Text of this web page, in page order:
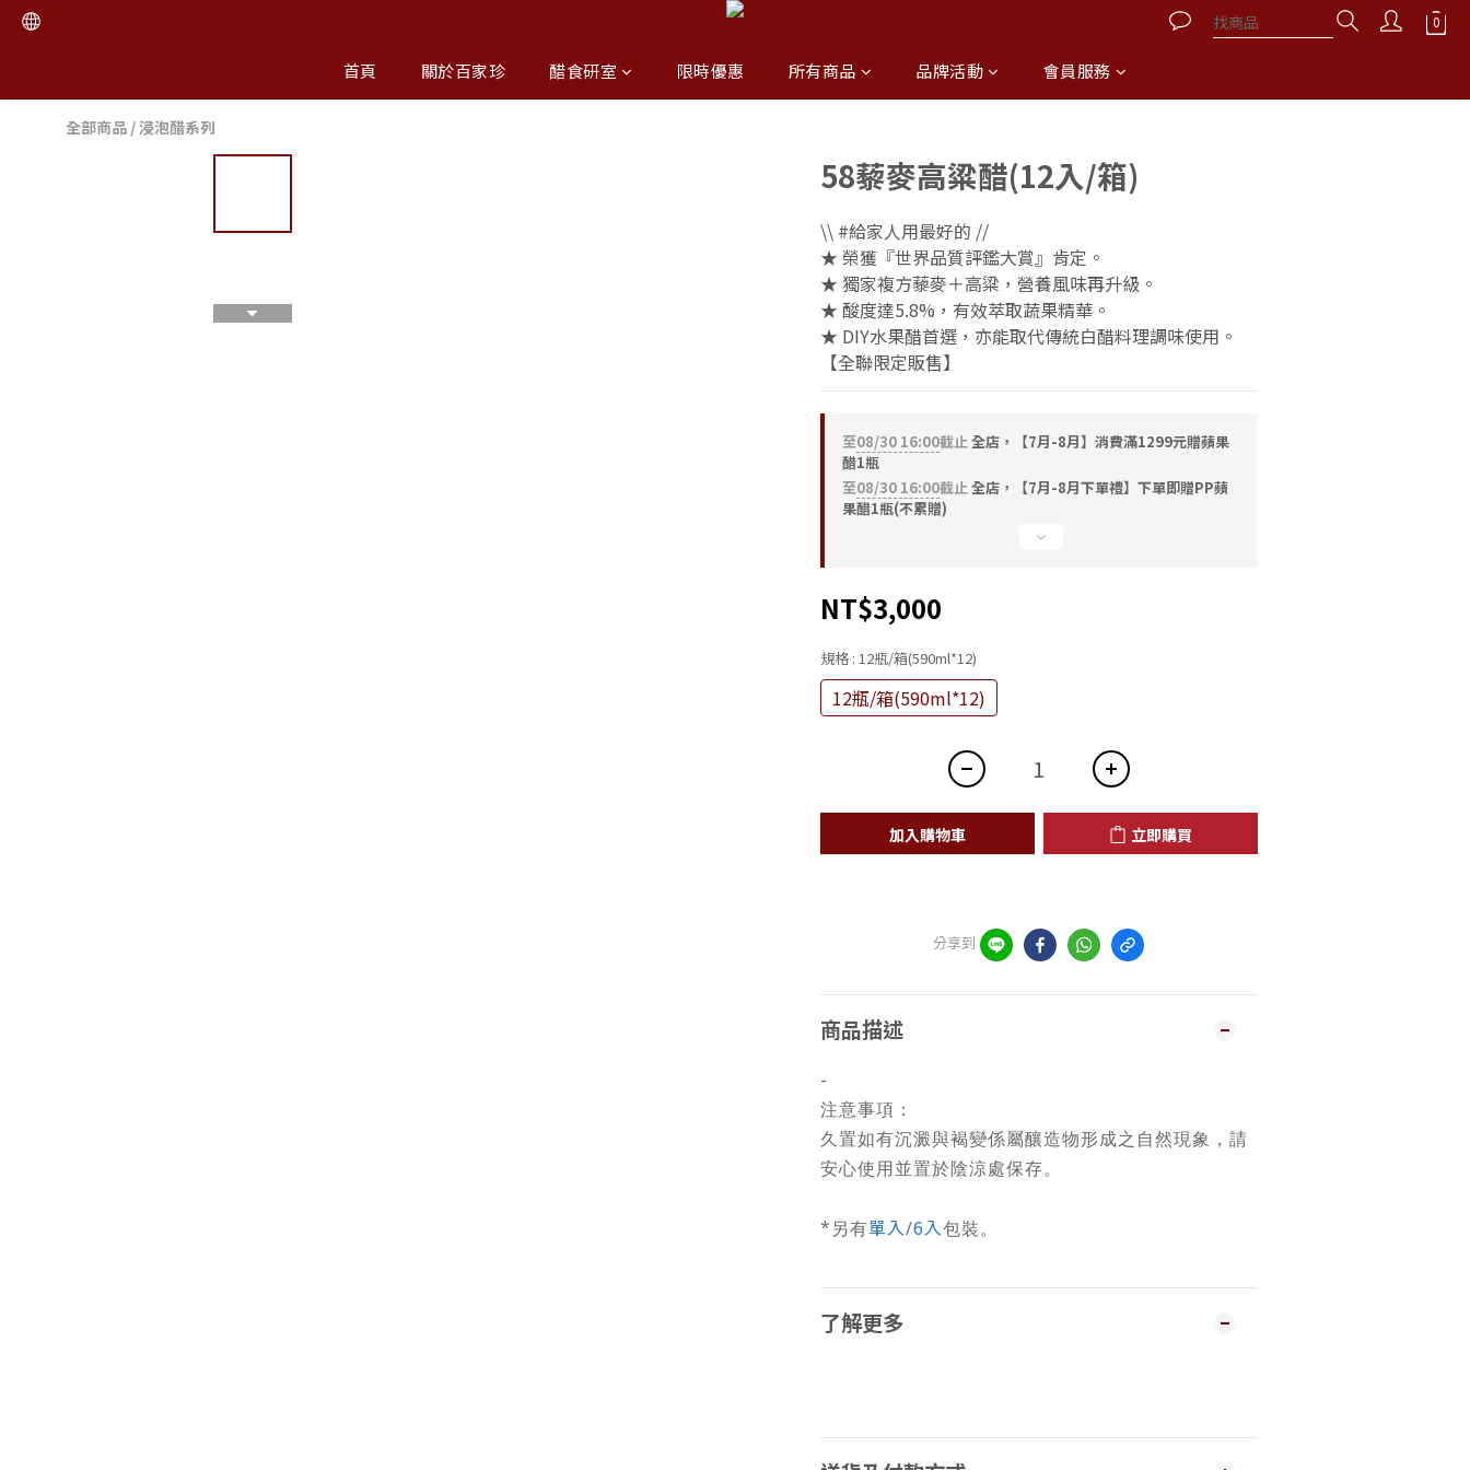
首頁 關於百家珍 醋食研室 限時優惠 所有商品 品牌活動 會員服務
全部商品 /浸泡醋系列
58藜麥高粱醋(12入/箱)
\\ #給家人用最好的 //
★ 榮獲『世界品質評鑑大賞』肯定。
★ 獨家複方藜麥＋高粱，營養風味再升級。
★ 酸度達5.8%，有效萃取蔬果精華。
★ DIY水果醋首選，亦能取代傳統白醋料理調味使用。
【全聯限定販售】
至08/30 16:00截止全店，【7月-8月】消費滿1299元贈蘋果
醋1瓶
至08/30 16:00截止全店，【7月-8月下單禮】下單即贈PP蘋
果醋1瓶(不累贈)
NT$3,000
規格 : 12瓶/箱(590ml*12)
12瓶/箱(590ml*12)
加入購物車 立即購買
分享到
商品描述
-
注意事項：
久置如有沉澱與褐變係屬釀造物形成之自然現象，請
安心使用並置於陰涼處保存。
*另有單入/6入包裝。
了解更多